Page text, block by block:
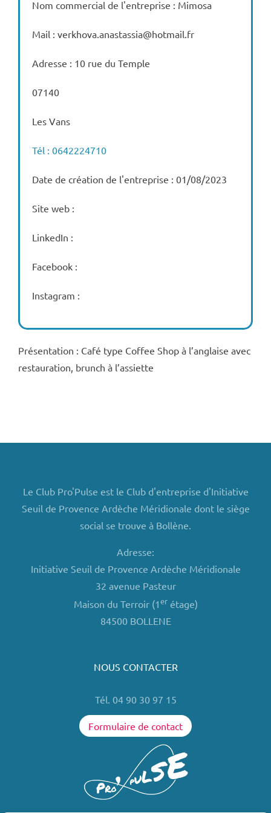
Nom commercial de l'entreprise : Mimosa
Mail : verkhova.anastassia@hotmail.fr
Adresse : 10 rue du Temple
07140
Les Vans
Tél : 0642224710
Date de création de l'entreprise : 01/08/2023
Site web :
LinkedIn :
Facebook :
Instagram :
Présentation : Café type Coffee Shop à l’anglaise avec
restauration, brunch à l’assiette
Le Club Pro'Pulse est le Club d'entreprise d'Initiative
Seuil de Provence Ardèche Méridionale dont le siège
social se trouve à Bollène.
Adresse:
Initiative Seuil de Provence Ardèche Méridionale
32 avenue Pasteur
Maison du Terroir (1erétage)
84500 BOLLENE
NOUS CONTACTER
Tél. 04 90 30 97 15
Formulaire de contact